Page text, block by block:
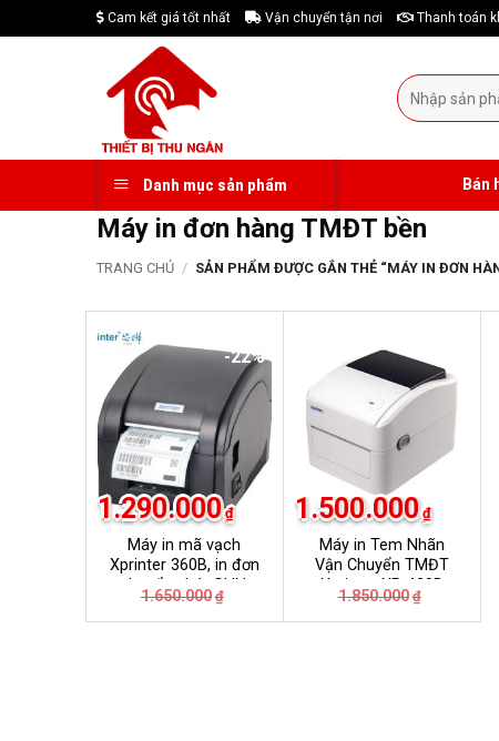
to
Cam kết giá tốt nhất Vận chuyển tận nơi Thanh toán
Tìm
kiếm:
Danh mục sản phẩm Bán
Máy in đơn hàng TMĐT bền
TRANG CHỦ / SẢN PHẨM ĐƯỢC GẮN THẺ “MÁY IN ĐƠN
-22%
Máy in mã vạch
Xprinter 360B, in đơn
chuyển phát GHN,
GHTK, Viettel Post,
VNpost, Best, J&T
1.650.000 ₫
là:
1.290.000 ₫
tại
-19%
Máy in Tem Nhãn
Vận Chuyển TMĐT
Xprinter XP-420B
1.850.000 ₫
là:
1.500.000 ₫
tại